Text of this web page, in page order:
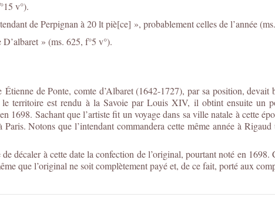
v°).
de Perpignan à 20 lt piè[ce] », probablement celles de l’année
» (ms. 625, f°5 v°).
Étienne de Ponte, comte d’Albaret (1642-1727), par sa position, devait
territoire est rendu à la Savoie par Louis XIV, il obtint ensuite un
1698. Sachant que l’artiste fit un voyage dans sa ville natale à cette
Notons que l’intendant commandera cette même année à
décaler à cette date la confection de l’original, pourtant noté en 1698.
que l’original ne soit complètement payé et, de ce fait, porté aux